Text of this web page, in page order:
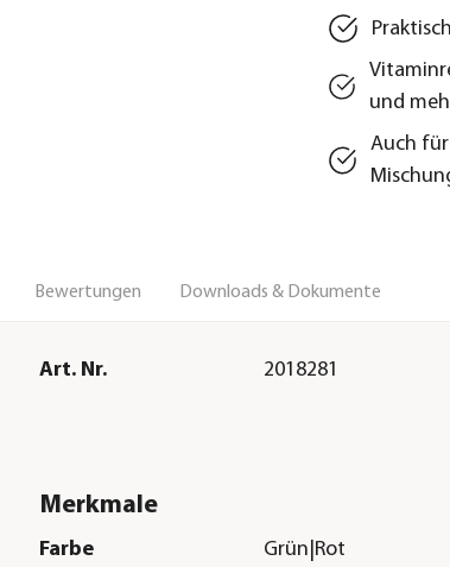
und
Auch
Bewertungen Downloads & Dokumente
Art. Nr. 2018281
Merkmale
Farbe
Grün|Rot